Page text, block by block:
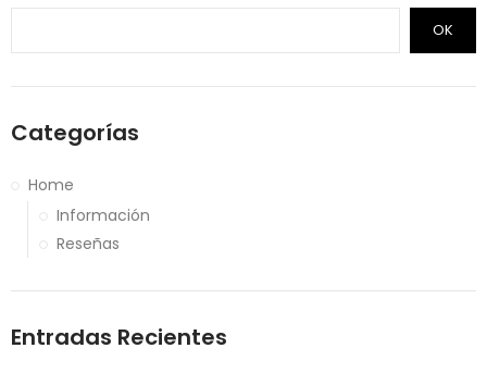
OK
Categorías
Home
Información
Reseñas
Entradas Recientes